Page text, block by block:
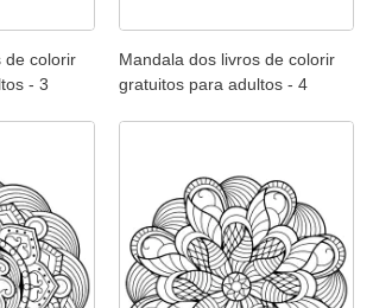
de colorir
- 3
Mandala dos livros de colorir
gratuitos para adultos - 4